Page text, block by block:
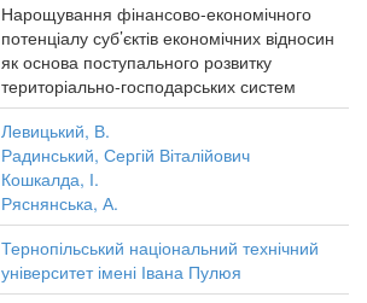
Нарощування фінансово-економічного
потенціалу суб’єктів економічних відносин
як основа поступального розвитку
територіально-господарських систем
Левицький, В.
Радинський, Сергій Віталійович
Кошкалда, І.
Ряснянська, А.
Тернопільський національний технічний
університет імені Івана Пулюя